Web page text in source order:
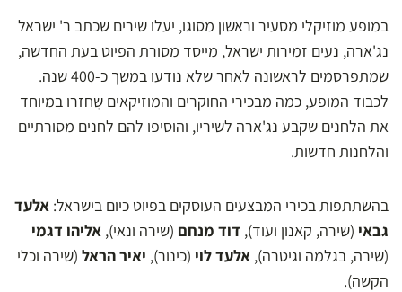
במופע מוזיקלי מסעיר וראשון מסוגו, יעלו שירים שכתב ר' ישראל
נג'ארה, נעים זמירות ישראל, מייסד מסורת הפיוט בעת החדשה,
שמתפרסמים לראשונה לאחר שלא נודעו במשך כ-400 שנה.
לכבוד המופע, כמה מבכירי החוקרים והמוזיקאים שִחזרו במיוחד
את הלחנים שקבע נג'ארה לשיריו, והוסיפו להם לחנים מסורתיים
והלחנות חדשות.
בהשתתפות בכירי המבצעים העוסקים בפיוט כיום בישראל: אלעד
גבאי (שירה, קאנון ועוד), דוד מנחם (שירה ונאי), אליהו דגמי
(שירה, בגלמה וגיטרה), אלעד לוי (כינור), יאיר הראל (שירה וכלי
הקשה).